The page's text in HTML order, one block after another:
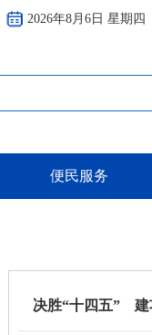
2026年8月6日 星期四
便民服务
决胜“十四五” 建